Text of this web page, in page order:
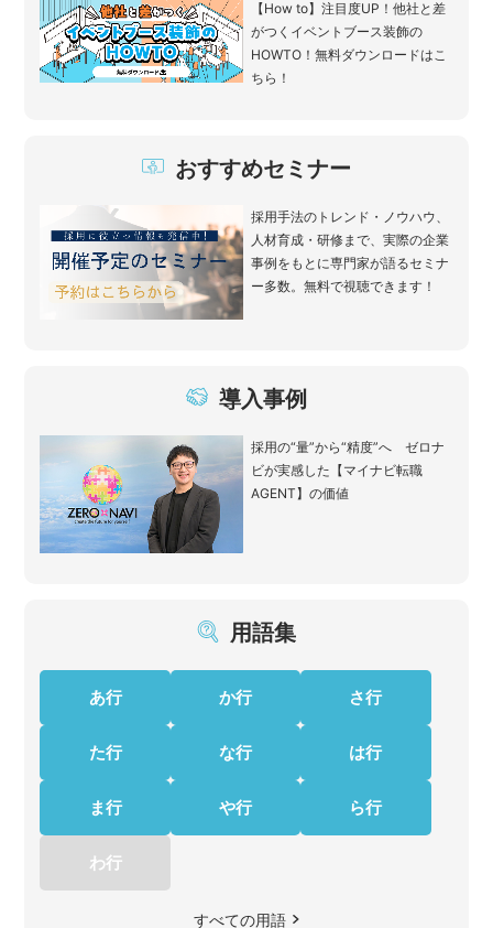
【How to】注目度UP！他社と差
がつくイベントブース装飾の
HOWTO！無料ダウンロードはこ
ちら！
おすすめセミナー
採用手法のトレンド・ノウハウ、
人材育成・研修まで、実際の企業
事例をもとに専門家が語るセミナ
ー多数。無料で視聴できます！
導入事例
採用の“量”から“精度”へ ゼロナ
ビが実感した【マイナビ転職
AGENT】の価値
用語集
あ行 か行 さ行
た行 な行 は行
ま行 や行 ら行
わ行
すべての用語